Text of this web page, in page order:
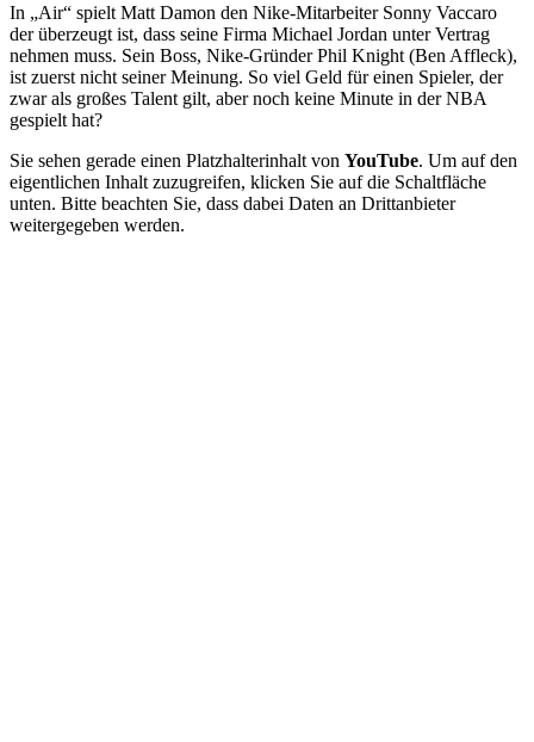
In „Air“ spielt Matt Damon den Nike-Mitarbeiter Sonny Vaccaro
der überzeugt ist, dass seine Firma Michael Jordan unter Vertrag
nehmen muss. Sein Boss, Nike-Gründer Phil Knight (Ben Affleck),
ist zuerst nicht seiner Meinung. So viel Geld für einen Spieler, der
zwar als großes Talent gilt, aber noch keine Minute in der NBA
gespielt hat?
Sie sehen gerade einen Platzhalterinhalt von YouTube. Um auf den
eigentlichen Inhalt zuzugreifen, klicken Sie auf die Schaltfläche
unten. Bitte beachten Sie, dass dabei Daten an Drittanbieter
weitergegeben werden.